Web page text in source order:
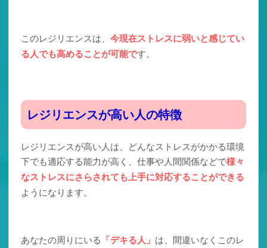
このレジリエンスは、 今現在ストレスに弱いと感じてい
る人でも高めることが可能です。
レジリエンスが高い人の特徴
レジリエンスが高い人は、どんなストレスがかかる環境
下でも適応する能力が高く、仕事や人間関係などで様々
なストレスにさらされても上手に対応することができる
ようになります。
あなたの周りにいる 「デキる人」 は、間違いなくこのレ